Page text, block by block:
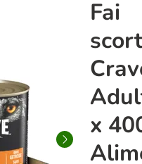
Fai
x